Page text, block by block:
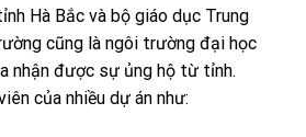
Hà Bắc và bộ giáo dục Trung
cũng là ngôi trường đại học
nhận được sự ủng hộ từ tỉnh.
của nhiều dự án như: